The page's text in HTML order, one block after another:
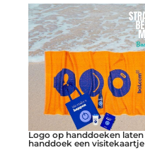
Logo op handdoeken
handdoek een visitekaartje